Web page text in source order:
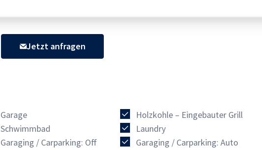
Jetzt anfragen
Garage
Holzkohle – Eingebauter Grill
Schwimmbad
Laundry
Garaging / Carparking: Off
Garaging / Carparking: Auto